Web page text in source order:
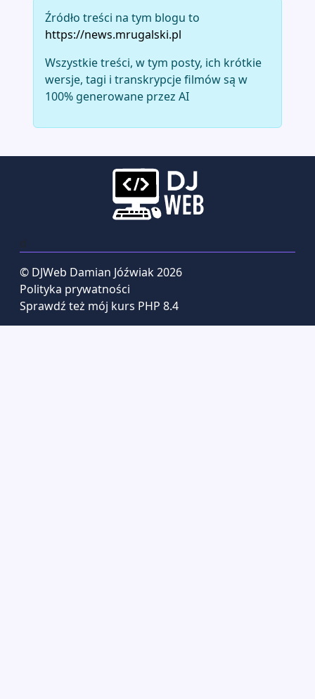
Źródło treści na tym blogu to
https://news.mrugalski.pl
Wszystkie treści, w tym posty, ich krótkie
wersje, tagi i transkrypcje filmów są w
100% generowane przez AI
d
© DJWeb Damian Jóźwiak 2026
Polityka prywatności
Sprawdź też mój kurs PHP 8.4